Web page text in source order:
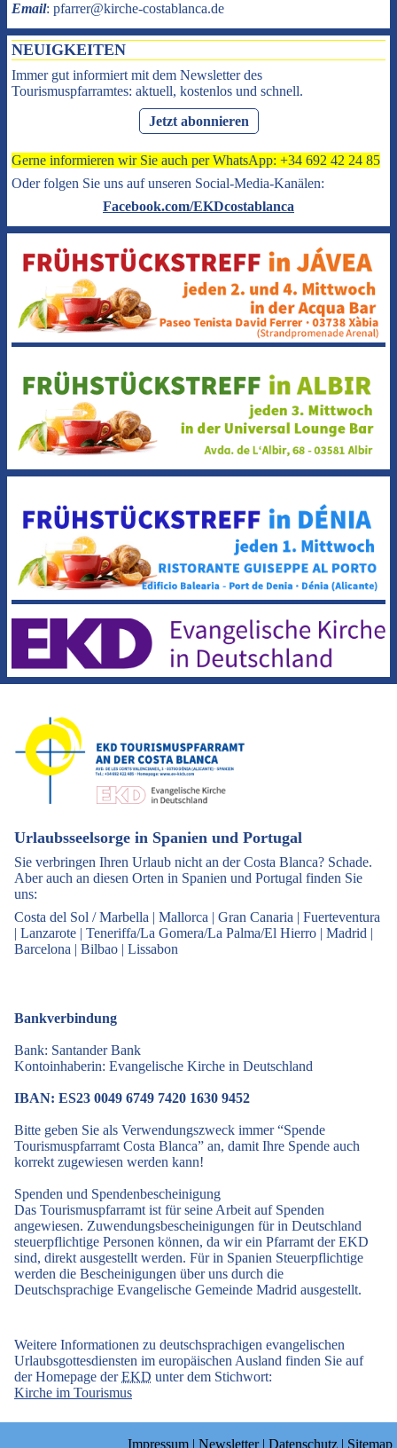
Email: pfarrer@kirche-costablanca.de
NEUIGKEITEN
Immer gut informiert mit dem Newsletter des
Tourismuspfarramtes: aktuell, kostenlos und schnell.
Jetzt abonnieren
Gerne informieren wir Sie auch per WhatsApp: +34 692 42 24 85
Oder folgen Sie uns auf unseren Social-Media-Kanälen:
Facebook.com/EKDcostablanca
Urlaubsseelsorge in Spanien und Portugal
Sie verbringen Ihren Urlaub nicht an der Costa Blanca? Schade.
Aber auch an diesen Orten in Spanien und Portugal finden Sie
uns:
Costa del Sol / Marbella | Mallorca | Gran Canaria | Fuerteventura
| Lanzarote | Teneriffa/La Gomera/La Palma/El Hierro | Madrid |
Barcelona | Bilbao | Lissabon
Bankverbindung
Bank: Santander Bank
Kontoinhaberin: Evangelische Kirche in Deutschland
IBAN: ES23 0049 6749 7420 1630 9452
Bitte geben Sie als Verwendungszweck immer “Spende
Tourismuspfarramt Costa Blanca” an, damit Ihre Spende auch
korrekt zugewiesen werden kann!
Spenden und Spendenbescheinigung
Das Tourismuspfarramt ist für seine Arbeit auf Spenden
angewiesen. Zuwendungsbescheinigungen für in Deutschland
steuerpflichtige Personen können, da wir ein Pfarramt der EKD
sind, direkt ausgestellt werden. Für in Spanien Steuerpflichtige
werden die Bescheinigungen über uns durch die
Deutschsprachige Evangelische Gemeinde Madrid ausgestellt.
Weitere Informationen zu deutschsprachigen evangelischen
Urlaubsgottesdiensten im europäischen Ausland finden Sie auf
der Homepage derEKD unter dem Stichwort:
Kirche im Tourismus
Impressum | Newsletter| Datenschutz | Sitemap